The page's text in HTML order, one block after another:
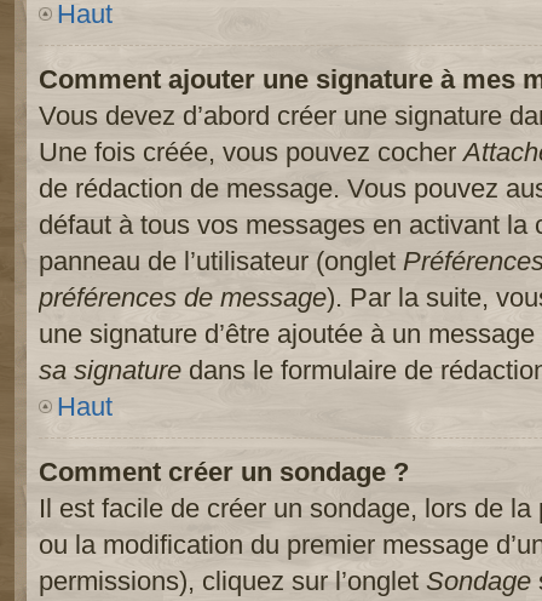
Haut
Comment ajouter une signature à mes
Vous devez d’abord créer une signature
Une fois créée, vous pouvez cocher
de rédaction de message. Vous pouvez
défaut à tous vos messages en activant la
panneau de l’utilisateur (onglet
préférences de message). Par la suite,
une signature d’être ajoutée à un
sa signature dans le formulaire de
Haut
Comment créer un sondage ?
Il est facile de créer un sondage, lors de la
ou la modification du premier message
permissions), cliquez sur l’onglet Sondage